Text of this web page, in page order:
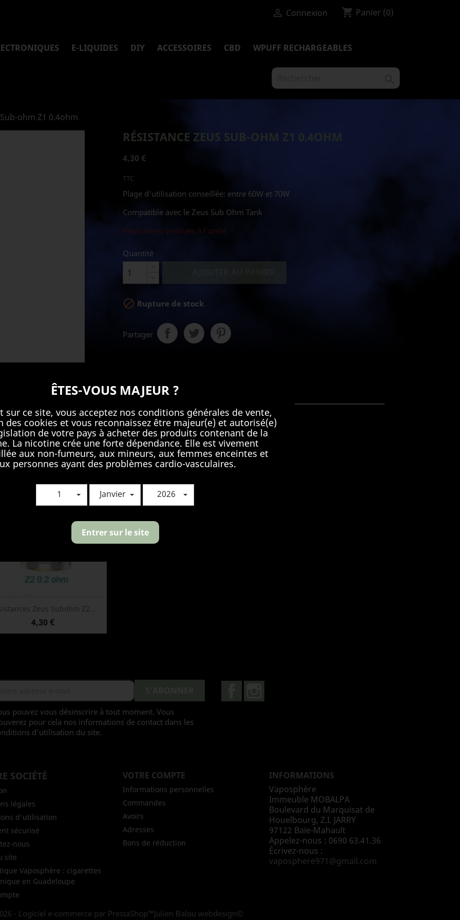
 Connexion shopping_cart Panier (0)
E-LIQUIDES DIY ACCESSOIRES CBD WPUFF RECHARGEABLES
ohm Z1 0.4ohm
RÉSISTANCE ZEUS SUB-OHM Z1 0.4OHM
4,30 €
TTC
Plage d'utilisation conseillée: entre 60W et 70W
Compatible avec le Zeus Sub Ohm Tank
Résistances vendues à l'unité.
Quantité
 Rupture de stock
Partager
Détails du produit
Référence 6971894246499
Zeus Subohm Z2...
Prix
4,30 €
Aperçu rapide
pouvez vous désinscrire à tout moment. Vous
pour cela nos informations de contact dans les
d'utilisation du site.
SOCIÉTÉ
légales
d'utilisation
sécurisé
nous
site
Vaposphère : cigarettes
en Guadeloupe
VOTRE COMPTE
Informations personnelles
Commandes
Avoirs
Adresses
Bons de réduction
INFORMATIONS
Vaposphère
Immeuble MOBALPA
Boulevard du Marquisat de
Houelbourg, Z.I. JARRY
97122 Baie-Mahault
Appelez-nous : 0690 63.41.36
Écrivez-nous :
vaposphere971@gmail.com
- Logiciel e-commerce par PrestaShop™Julien Balou webdesign©
ÊTES-VOUS MAJEUR ?
sur ce site, vous acceptez nos conditions générales de vente,
cookies et vous reconnaissez être majeur(e) et autorisé(e)
de votre pays à acheter des produits contenant de la
La nicotine crée une forte dépendance. Elle est vivement
aux non-fumeurs, aux mineurs, aux femmes enceintes et
personnes ayant des problèmes cardio-vasculaires.
1 Janvier 2026
Entrer sur le site